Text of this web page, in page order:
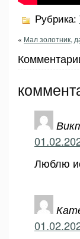
Рубрика:
« Мал золотник,
Люблю